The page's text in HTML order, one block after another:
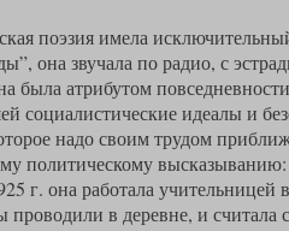
поэзия имела
она звучала по радио, с
была атрибутом
социалистические идеалы и
надо своим трудом
политическому
г. она работала
в деревне, и считала